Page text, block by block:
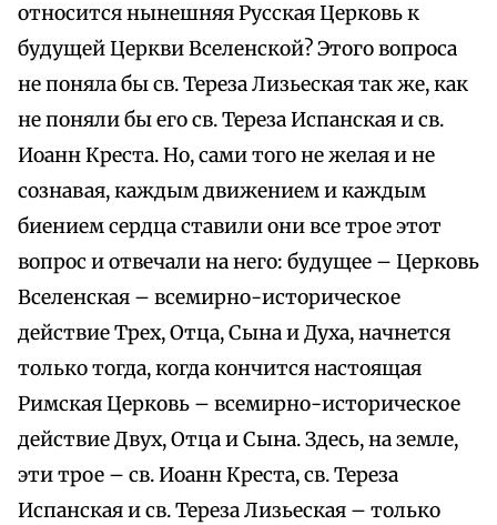
относится нынешняя Русская Церковь к
будущей Церкви Вселенской? Этого вопроса
не поняла бы св. Тереза Лизьеская так же, как
не поняли бы его св. Тереза Испанская и св.
Иоанн Креста. Но, сами того не желая и не
сознавая, каждым движением и каждым
биением сердца ставили они все трое этот
вопрос и отвечали на него: будущее – Церковь
Вселенская – всемирно-историческое
действие Трех, Отца, Сына и Духа, начнется
только тогда, когда кончится настоящая
Римская Церковь – всемирно-историческое
действие Двух, Отца и Сына. Здесь, на земле,
эти трое – св. Иоанн Креста, св. Тереза
Испанская и св. Тереза Лизьеская – только